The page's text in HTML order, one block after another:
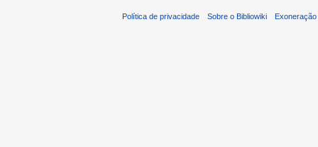
Política de privacidade Sobre o Bibliowiki